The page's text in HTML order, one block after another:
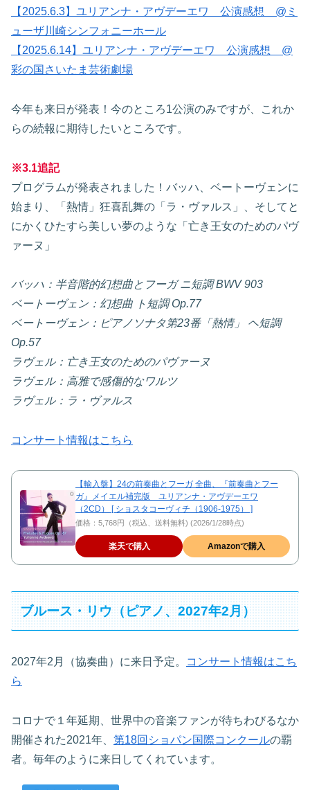
【2025.6.3】ユリアンナ・アヴデーエワ 公演感想 @ミ
ューザ川崎シンフォニーホール
【2025.6.14】ユリアンナ・アヴデーエワ 公演感想 @
彩の国さいたま芸術劇場
今年も来日が発表！今のところ1公演のみですが、これか
らの続報に期待したいところです。
※3.1追記
プログラムが発表されました！バッハ、ベートーヴェンに
始まり、「熱情」狂喜乱舞の「ラ・ヴァルス」、そしてと
にかくひたすら美しい夢のような「亡き王女のためのパヴ
ァーヌ」
バッハ：半音階的幻想曲とフーガ ニ短調 BWV 903
ベートーヴェン：幻想曲 ト短調 Op.77
ベートーヴェン：ピアノソナタ第23番「熱情」 ヘ短調
Op.57
ラヴェル：亡き王女のためのパヴァーヌ
ラヴェル：高雅で感傷的なワルツ
ラヴェル：ラ・ヴァルス
コンサート情報はこちら
【輸入盤】24の前奏曲とフーガ 全曲、『前奏曲とフー
ガ』メイエル補完版 ユリアンナ・アヴデーエワ
（2CD） [ ショスタコーヴィチ（1906-1975） ]
価格：5,768円（税込、送料無料) (2026/1/28時点)
楽天で購入 Amazonで購入
ブルース・リウ（ピアノ、2027年2月）
2027年2月（協奏曲）に来日予定。
コンサート情報はこち
ら
コロナで１年延期、世界中の音楽ファンが待ちわびるなか
開催された2021年、 第18回ショパン国際コンクールの覇
者。毎年のように来日してくれています。